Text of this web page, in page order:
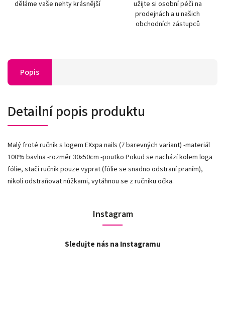
děláme vaše nehty krásnější
užijte si osobní péči na
prodejnách a u našich
obchodních zástupců
Popis
Detailní popis produktu
Malý froté ručník s logem EXxpa nails (7 barevných variant) -materiál
100% bavlna -rozměr 30x50cm -poutko Pokud se nachází kolem loga
fólie, stačí ručník pouze vyprat (fólie se snadno odstraní praním),
nikoli odstraňovat nůžkami, vytáhnou se z ručníku očka.
Instagram
Sledujte nás na Instagramu